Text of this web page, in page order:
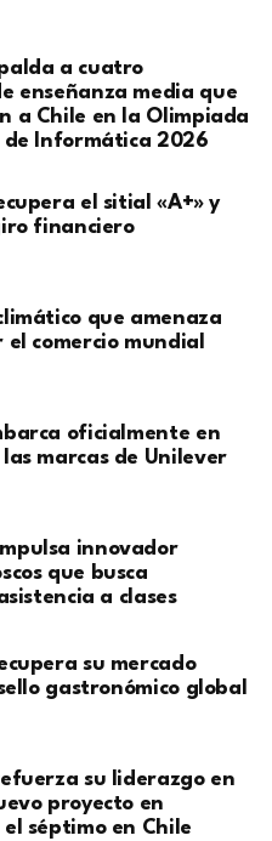
a cuatro
enseñanza media que
a Chile en la Olimpiada
Informática 2026
el sitial «A+» y
financiero
que amenaza
el comercio mundial
oficialmente en
marcas de Unilever
innovador
que busca
a clases
su mercado
gastronómico global
su liderazgo en
proyecto en
séptimo en Chile